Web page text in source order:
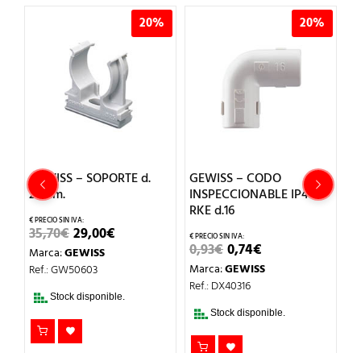
20%
GEWISS – SOPORTE d.
25mm.
35,70€EL
PRECIO
ORIGINAL
ERA:
29,00€
Marca:GEWISS
Ref.: GW50603
Stock disponible.
20%
GEWISS – CODO
INSPECCIONABLE IP40
RKE d.16
0,93€EL
PRECIO
ORIGINAL
ERA:
0,74€PRECIO
ACTUAL
Marca:GEWISS
Ref.: DX40316
Stock disponible.